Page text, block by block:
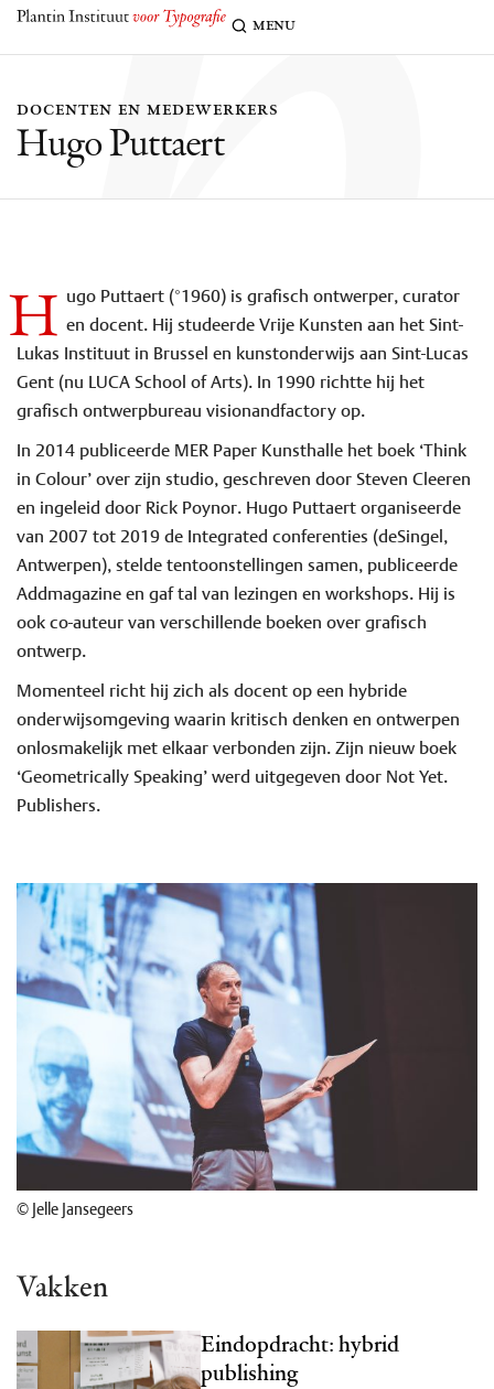
menu
docenten en medewerkers
Hugo Puttaert
H ugo Puttaert (°1960) is grafisch ontwerper, curator
en docent. Hij studeerde Vrije Kunsten aan het Sint-
Lukas Instituut in Brussel en kunstonderwijs aan Sint-Lucas
Gent (nu LUCA School of Arts). In 1990 richtte hij het
grafisch ontwerpbureau visionandfactory op.
In 2014 publiceerde MER Paper Kunsthalle het boek ‘Think
in Colour’ over zijn studio, geschreven door Steven Cleeren
en ingeleid door Rick Poynor. Hugo Puttaert organiseerde
van 2007 tot 2019 de Integrated conferenties (deSingel,
Antwerpen), stelde tentoonstellingen samen, publiceerde
Addmagazine en gaf tal van lezingen en workshops. Hij is
ook co-auteur van verschillende boeken over grafisch
ontwerp.
Momenteel richt hij zich als docent op een hybride
onderwijsomgeving waarin kritisch denken en ontwerpen
onlosmakelijk met elkaar verbonden zijn. Zijn nieuw boek
‘Geometrically Speaking’ werd uitgegeven door Not Yet.
Publishers.
© Jelle Jansegeers
Vakken
Eindopdracht: hybrid
publishing